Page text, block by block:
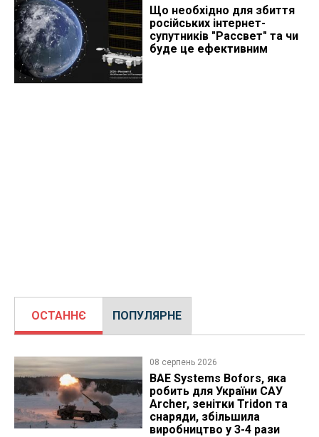
Що необхідно для збиття
російських інтернет-
супутників "Рассвет" та чи
буде це ефективним
ОСТАННЄ ПОПУЛЯРНЕ
08 серпень 2026
BAE Systems Bofors, яка
робить для України САУ
Archer, зенітки Tridon та
снаряди, збільшила
виробництво у 3-4 рази